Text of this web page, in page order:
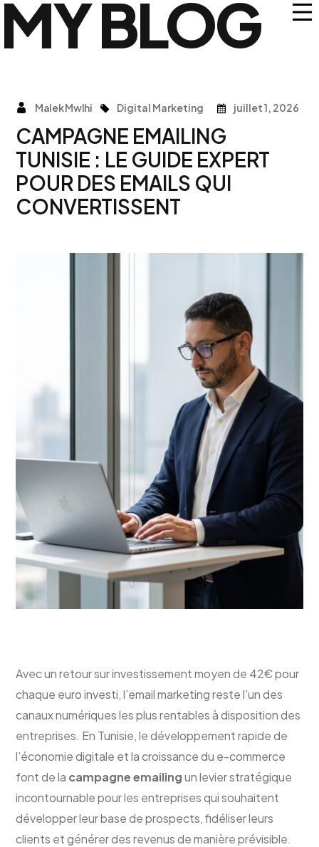
MY BLOG
Malek Mwlhi Digital Marketing juillet 1, 2026
CAMPAGNE EMAILING
TUNISIE : LE GUIDE EXPERT
POUR DES EMAILS QUI
CONVERTISSENT
Avec un retour sur investissement moyen de 42€ pour
chaque euro investi, l’email marketing reste l’un des
canaux numériques les plus rentables à disposition des
entreprises. En Tunisie, le développement rapide de
l’économie digitale et la croissance du e-commerce
font de la campagne emailingun levier stratégique
incontournable pour les entreprises qui souhaitent
développer leur base de prospects, fidéliser leurs
clients et générer des revenus de manière prévisible.